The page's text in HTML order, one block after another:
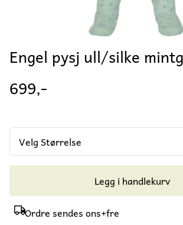
Engel pysj ull/silke
699,-
Velg Størrelse
Legg i handlekurv
Ordre sendes ons+fre